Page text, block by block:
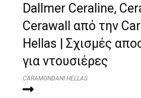
Dallmer Ceraline,
Cerawall από την
Hellas | Σχισμές
για ντουσιέρες
CARAMONDANI HELLAS